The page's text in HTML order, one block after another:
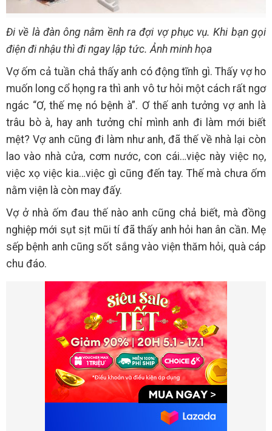
Đi về là đàn ông nằm ềnh ra đợi vợ phục vụ. Khi bạn gọi
điện đi nhậu thì đi ngay lập tức. Ảnh minh họa
Vợ ốm cả tuần chả thấy anh có động tĩnh gì. Thấy vợ ho
muốn long cổ họng ra thì anh vô tư hỏi một cách rất ngơ
ngác “Ơ, thế mẹ nó bệnh à”. Ơ thế anh tưởng vợ anh là
trâu bò à, hay anh tưởng chỉ mình anh đi làm mới biết
mệt? Vợ anh cũng đi làm như anh, đã thế về nhà lại còn
lao vào nhà cửa, cơm nước, con cái…việc này việc nọ,
việc xọ việc kia…việc gì cũng đến tay. Thế mà chưa ốm
nằm viện là còn may đấy.
Vợ ở nhà ốm đau thế nào anh cũng chả biết, mà đồng
nghiệp mới sụt sịt mũi tí đã thấy anh hỏi han ân cần. Mẹ
sếp bệnh anh cũng sốt sắng vào viện thăm hỏi, quà cáp
chu đáo.